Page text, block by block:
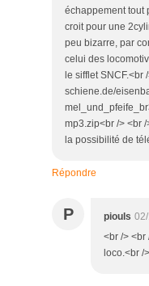
échappement tout
croit pour une
peu bizarre, par
celui des
le sifflet
schiene.de/
mp3.zip<br /> <br
la possibilité de
Répondre
P piouls
<br /> <br
loco.<br /